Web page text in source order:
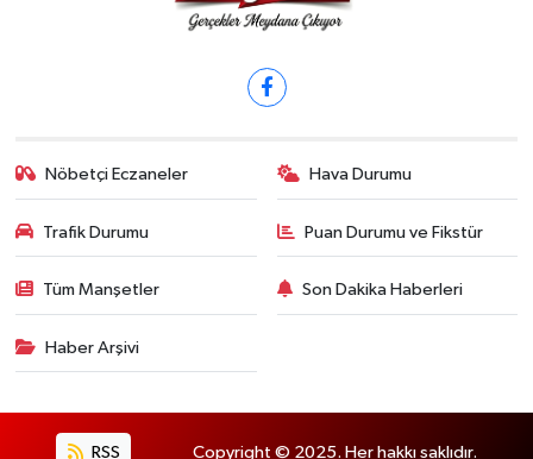
Nöbetçi Eczaneler Hava Durumu
Trafik Durumu Puan Durumu ve Fikstür
Tüm Manşetler Son Dakika Haberleri
Haber Arşivi
RSS Copyright © 2025. Her hakkı saklıdır.